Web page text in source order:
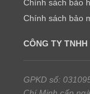
Chính sách bảo
Chính sách bảo
CÔNG TY
GPKD số: